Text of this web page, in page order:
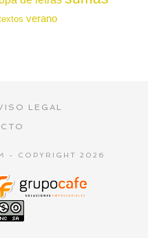
verano
LEGAL
- COPYRIGHT 2026